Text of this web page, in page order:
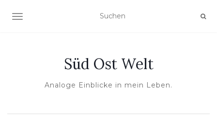
NAVIGATION UMSCHALTEN
Süd Ost Welt
Analoge Einblicke in mein Leben.